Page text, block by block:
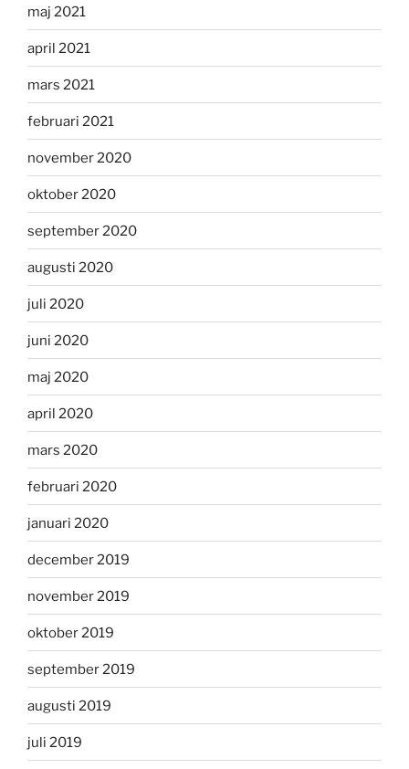
maj 2021
april 2021
mars 2021
februari 2021
november 2020
oktober 2020
september 2020
augusti 2020
juli 2020
juni 2020
maj 2020
april 2020
mars 2020
februari 2020
januari 2020
december 2019
november 2019
oktober 2019
september 2019
augusti 2019
juli 2019